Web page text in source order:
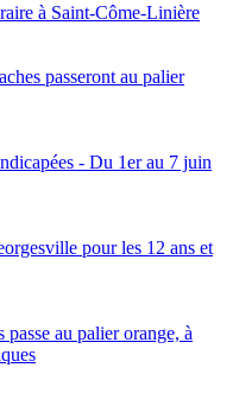
à Saint-Côme-Linière
passeront au palier
- Du 1er au 7 juin
pour les 12 ans et
au palier orange, à